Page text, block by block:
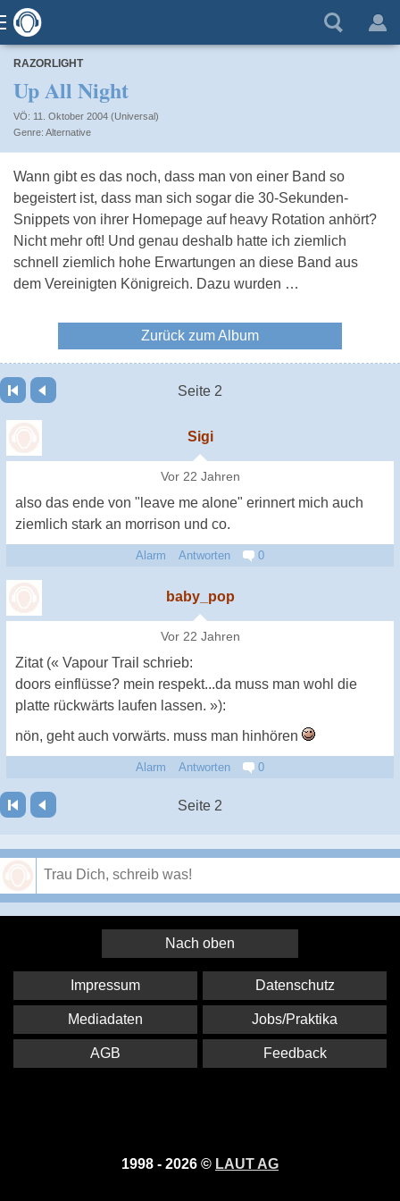
RAZORLIGHT
Up All Night
VÖ: 11. Oktober 2004 (Universal)
Alternative
Wann gibt es das noch, dass man von einer Band so
begeistert ist, dass man sich sogar die 30-Sekunden-
Snippets von ihrer Homepage auf heavy Rotation anhört?
Nicht mehr oft! Und genau deshalb hatte ich ziemlich
schnell ziemlich hohe Erwartungen an diese Band aus
dem Vereinigten Königreich. Dazu wurden …
Zurück zum Album
Seite 2
Sigi
Vor 22 Jahren
also das ende von "leave me alone" erinnert mich auch
ziemlich stark an morrison und co.
Alarm Antworten 0
baby_pop
Vor 22 Jahren
Zitat (« Vapour Trail schrieb:
doors einflüsse? mein respekt...da muss man wohl die
platte rückwärts laufen lassen. »):
nön, geht auch vorwärts. muss man hinhören
Alarm Antworten 0
Seite 2
Nach oben
1998 - 2026 © LAUT AG
Impressum Datenschutz
Mediadaten Jobs/Praktika
AGB Feedback